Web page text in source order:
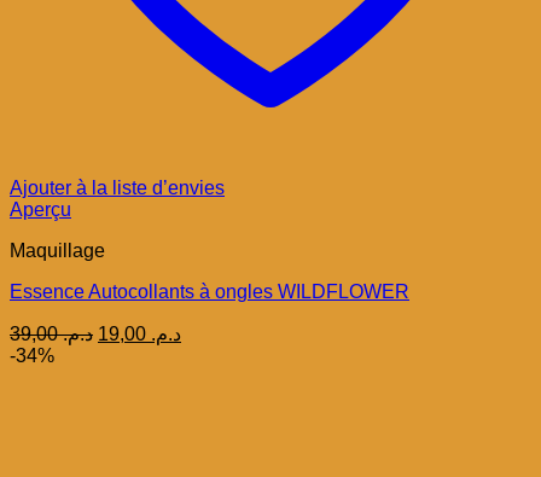
Ajouter à la liste d’envies
Aperçu
Maquillage
Essence Autocollants à ongles WILDFLOWER
د.م.39,00
Le
د.م.Le
-34%